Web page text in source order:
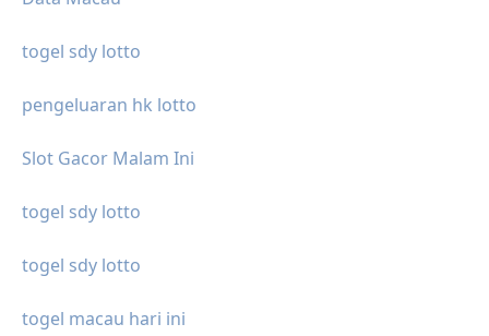
togel sdy lotto
pengeluaran hk lotto
Slot Gacor Malam Ini
togel sdy lotto
togel sdy lotto
togel macau hari ini